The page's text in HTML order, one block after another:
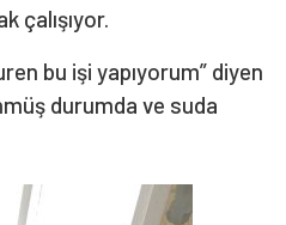
çalışıyor.
bu işi yapıyorum” diyen
durumda ve suda